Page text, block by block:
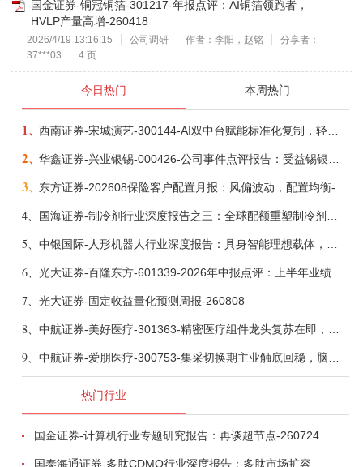
国金证券-铜冠铜箔-301217-年报点评：AI铜箔领跑者，
HVLP产量高增-260418
2026/4/19 13:16:15 公司调研 作者：李阳，赵铭
分享者：
37***03
4 页
今日热门 本周热门
1、
2、
3、
4、
5、
6、 光大证券-百隆东方-601339-2026年中报点评：上半年业绩表现高增，国内外产能均有亮眼表现-260807
7、 光大证券-固定收益量化预测周报-260808
8、
9、
热门行业
国金证券-计算机行业专题研究报告：再谈超节点-260724